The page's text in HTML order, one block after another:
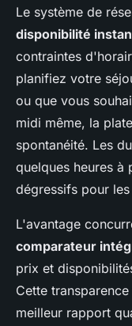
Le système de
disponibilité
contraintes
planifiez votre
ou que vous
midi même, la
spontanéité. Les
quelques heures à
dégressifs pour
L'avantage
comparateur
prix et
Cette
meilleur rapport